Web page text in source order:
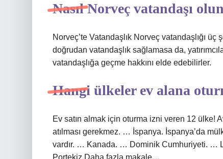
Nasıl Norveç vatandaşı
Norveç’te Vatandaşlık Norveç vatandaşlığı
doğrudan vatandaşlık sağlamasa da,
vatandaşlığa geçme hakkını elde edebilirler.
Hangi ülkeler ev alana
Ev satın almak için oturma izni veren 12 ülke!
atılması gerekmez. … İspanya. İspanya’da
vardır. … Kanada. … Dominik Cumhuriyeti. …
Portekiz.Daha fazla makale…